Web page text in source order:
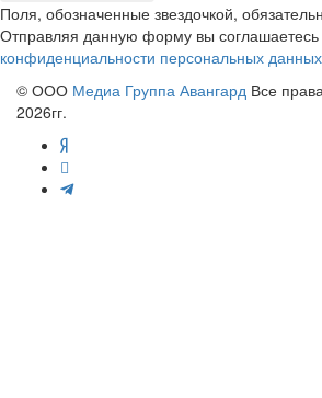
Поля, обозначенные звездочкой,
Отправляя данную форму вы соглашаетесь
конфиденциальности персональных данных
© ООО Медиа Группа Авангард Все
2026гг.